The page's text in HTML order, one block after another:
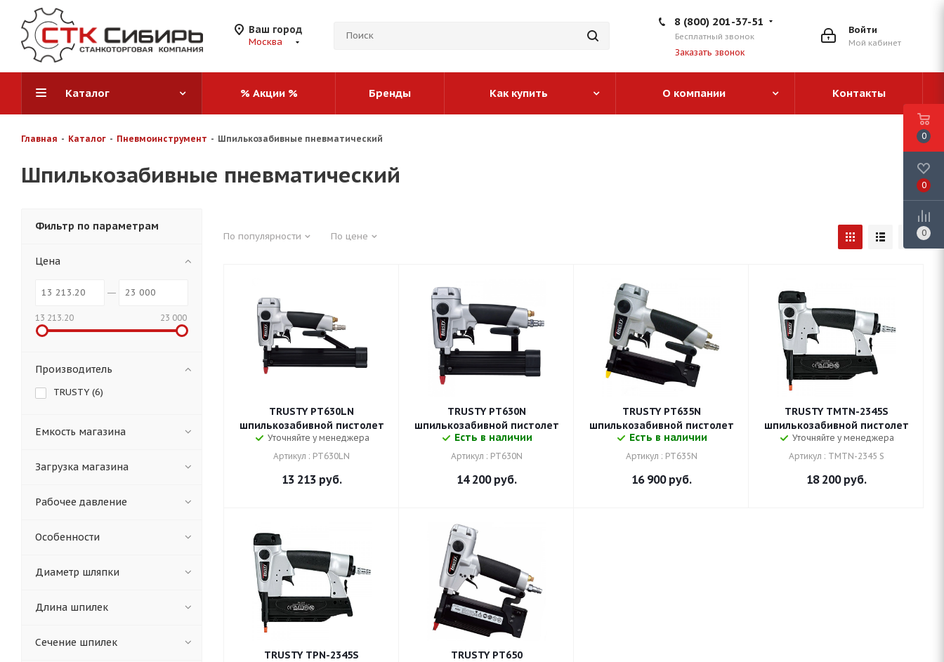
Ваш город
Москва
Войти
Мой кабинет
8 (800) 201-37-51
Бесплатный звонок
Заказать звонок
Каталог % Акции % Бренды Как купить О компании Контакты
Главная - Каталог - Пневмоинструмент - Шпилькозабивные пневматический
Шпилькозабивные пневматический
По популярности По цене
TRUSTY PT630LN
шпилькозабивной пистолет
Уточняйте у менеджера
Артикул : PT630LN
13 213руб.
TRUSTY PT630N
шпилькозабивной пистолет
Есть в наличии
Артикул : PT630N
14 200руб.
TRUSTY PT635N
шпилькозабивной пистолет
Есть в наличии
Артикул : PT635N
16 900руб.
TRUSTY TMTN-2345S
шпилькозабивной пистолет
Уточняйте у менеджера
Артикул : TMTN-2345 S
18 200руб.
TRUSTY TPN-2345S
TRUSTY PT650
Фильтр по параметрам
Цена
13 213.20 23 000
Производитель
TRUSTY (6)
Емкость магазина
Загрузка магазина
Рабочее давление
Особенности
Диаметр шляпки
Длина шпилек
Сечение шпилек
0
0
0